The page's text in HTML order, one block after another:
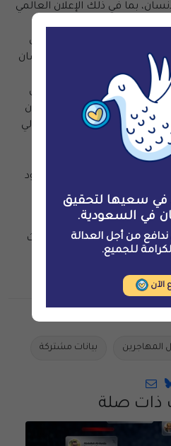
بما في ذلك الإعلان العالمي
ممارسة الأعمال التجاريّة في
عناية واجبة قويّة لحقوق الإنسان
المهاجرين؛
في الاستعراض الدوري الشامل
في مجلس حقوق الإنسان
خلال المصادقة على العهد الدولي
والاتفاقيّة الدوليّة
المهاجرين وأفراد أسرهم؛
قتل المهاجرين على الحدود
المجتمع الدولي معالجة
في السعوديّة من خلال حث
في مجال حقوق الإنسان
وعلى حدودها.
المهاجرين بيانات مشتركة
ذات صلة
في سعيها لتحقيق
في السعودية.
من أجل العدالة
للجميع.
الآن